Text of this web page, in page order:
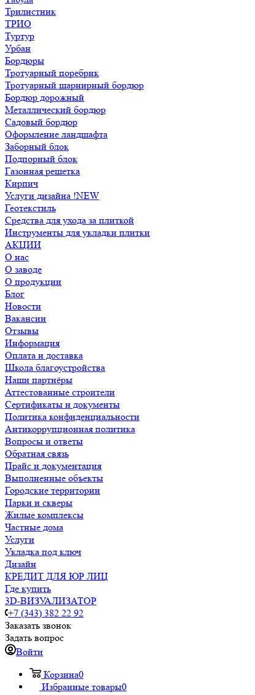
Трилистник
ТРИО
Туртур
Урбан
Бордюры
Тротуарный поребрик
Тротуарный шарнирный бордюр
Бордюр дорожный
Металлический бордюр
Садовый бордюр
Оформление ландшафта
Заборный блок
Подпорный блок
Газонная решетка
Кирпич
Услуги дизайна !NEW
Геотекстиль
Средства для ухода за плиткой
Инструменты для укладки плитки
АКЦИИ
О нас
О заводе
О продукции
Блог
Новости
Вакансии
Отзывы
Информация
Оплата и доставка
Школа благоустройства
Наши партнёры
Аттестованные строители
Сертификаты и документы
Политика конфиденциальности
Антикоррупционная политика
Вопросы и ответы
Обратная связь
Прайс и документация
Выполненные объекты
Городские территории
Парки и скверы
Жилые комплексы
Частные дома
Услуги
Укладка под ключ
Дизайн
КРЕДИТ ДЛЯ ЮР ЛИЦ
Где купить
3D-ВИЗУАЛИЗАТОР
+7 (343) 382 22 92
Заказать звонок
Задать вопрос
Войти
Корзина0
Избранные товары0